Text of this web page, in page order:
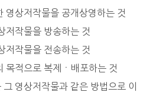
영상저작물을 공개상영하는 것
저작물을 방송하는 것
저작물을 전송하는 것
목적으로 복제ㆍ배포하는 것
영상저작물과 같은 방법으로 이